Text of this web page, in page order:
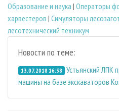
Образование и наука | Операторы
харвестеров | Симуляторы
лесотехнический техникум
Новости по теме:
13.07.2018 16:38 Устьянский ЛПК
машины на базе экскаваторов